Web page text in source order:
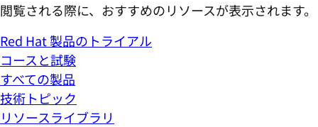
閲覧される際に、おすすめのリソースが表示されます。
Red Hat 製品のトライアル
コースと試験
すべての製品
技術トピック
リソースライブラリ